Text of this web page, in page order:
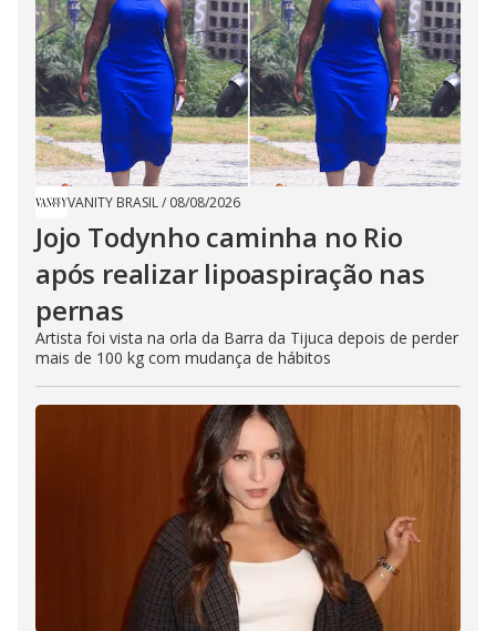
VANITY BRASIL/ 08/08/2026
Jojo Todynho caminha no Rio
após realizar lipoaspiração nas
pernas
Artista foi vista na orla da Barra da Tijuca depois de perder
mais de 100 kg com mudança de hábitos